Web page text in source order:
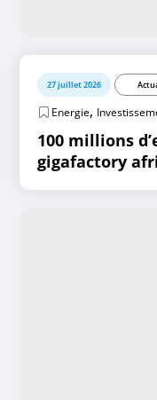
27 juillet 2026
Energie,
100 millions
gigafactory